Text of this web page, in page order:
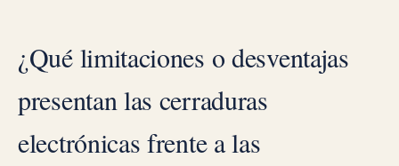
¿Qué limitaciones o desventajas
presentan las cerraduras
electrónicas frente a las